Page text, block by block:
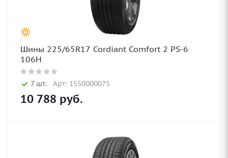
Шины 225/65R17 Cordiant Comfort 2 PS-6
106H
7 шт. Арт: 1550000075
10 788 руб.